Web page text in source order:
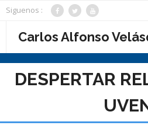
Saltar
contenido
Siguenos :
Carlos Alfonso
DESPERTAR